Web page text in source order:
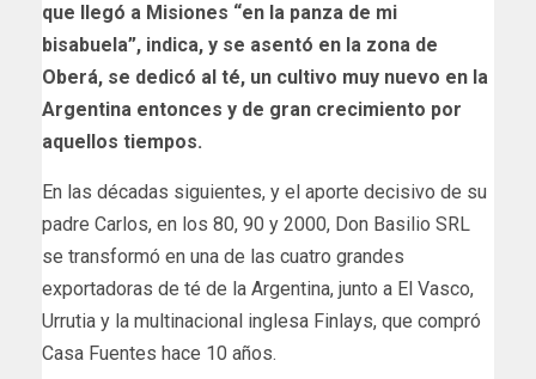
que llegó a Misiones “en la panza de mi
bisabuela”, indica, y se asentó en la zona de
Oberá, se dedicó al té, un cultivo muy nuevo en la
Argentina entonces y de gran crecimiento por
aquellos tiempos.
En las décadas siguientes, y el aporte decisivo de su
padre Carlos, en los 80, 90 y 2000, Don Basilio SRL
se transformó en una de las cuatro grandes
exportadoras de té de la Argentina, junto a El Vasco,
Urrutia y la multinacional inglesa Finlays, que compró
Casa Fuentes hace 10 años.